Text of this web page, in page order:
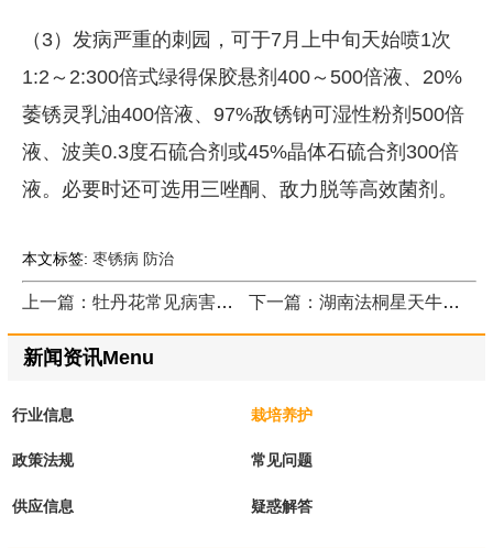
（3）发病严重的刺园，可于7月上中旬天始喷1次
1:2～2:300倍式绿得保胶悬剂400～500倍液、20%
萎锈灵乳油400倍液、97%敌锈钠可湿性粉剂500倍
液、波美0.3度石硫合剂或45%晶体石硫合剂300倍
液。必要时还可选用三唑酮、敌力脱等高效菌剂。
本文标签: 枣锈病 防治
上一篇：牡丹花常见病害防治 下一篇：湖南法桐星天牛防治
新闻资讯Menu
行业信息 栽培养护
政策法规 常见问题
供应信息 疑惑解答